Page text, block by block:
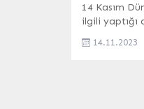
14 Kasım
ilgili yaptığı
Avrupa
14.11.2023